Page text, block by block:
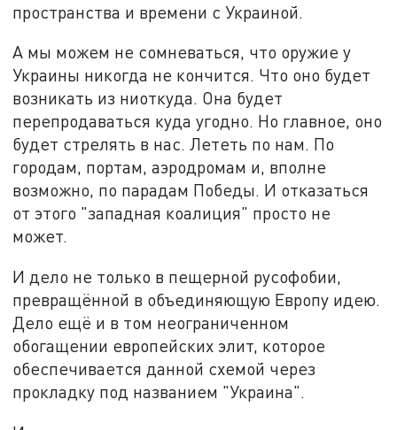
пространства и времени с Украиной.
А мы можем не сомневаться, что оружие у
Украины никогда не кончится. Что оно будет
возникать из ниоткуда. Она будет
перепродаваться куда угодно. Но главное, оно
будет стрелять в нас. Лететь по нам. По
городам, портам, аэродромам и, вполне
возможно, по парадам Победы. И отказаться
от этого "западная коалиция" просто не
может.
И дело не только в пещерной русофобии,
превращённой в объединяющую Европу идею.
Дело ещё и в том неограниченном
обогащении европейских элит, которое
обеспечивается данной схемой через
прокладку под названием "Украина".